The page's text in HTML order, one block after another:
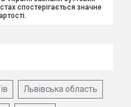
спостерігається значне
Львівська область